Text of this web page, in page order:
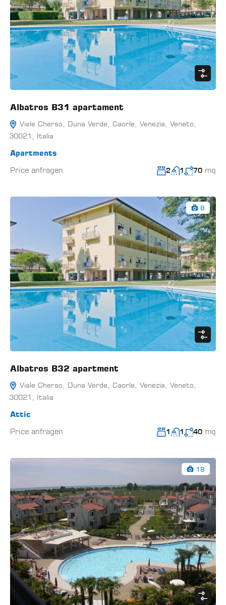
Albatros B31 apartament
Viale Cherso, Duna Verde, Caorle, Venezia, Veneto,
30021, Italia
Apartments
Price anfragen
2 1 70 mq
8
Albatros B32 apartment
Viale Cherso, Duna Verde, Caorle, Venezia, Veneto,
30021, Italia
Attic
Price anfragen
1 1 40 mq
18